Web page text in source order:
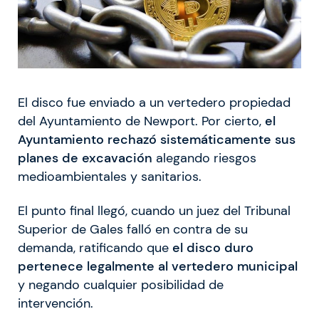
El disco fue enviado a un vertedero propiedad
del Ayuntamiento de Newport. Por cierto, el
Ayuntamiento rechazó sistemáticamente sus
planes de excavación alegando riesgos
medioambientales y sanitarios.
El punto final llegó, cuando un juez del Tribunal
Superior de Gales falló en contra de su
demanda, ratificando que el disco duro
pertenece legalmente al vertedero municipal
y negando cualquier posibilidad de
intervención.